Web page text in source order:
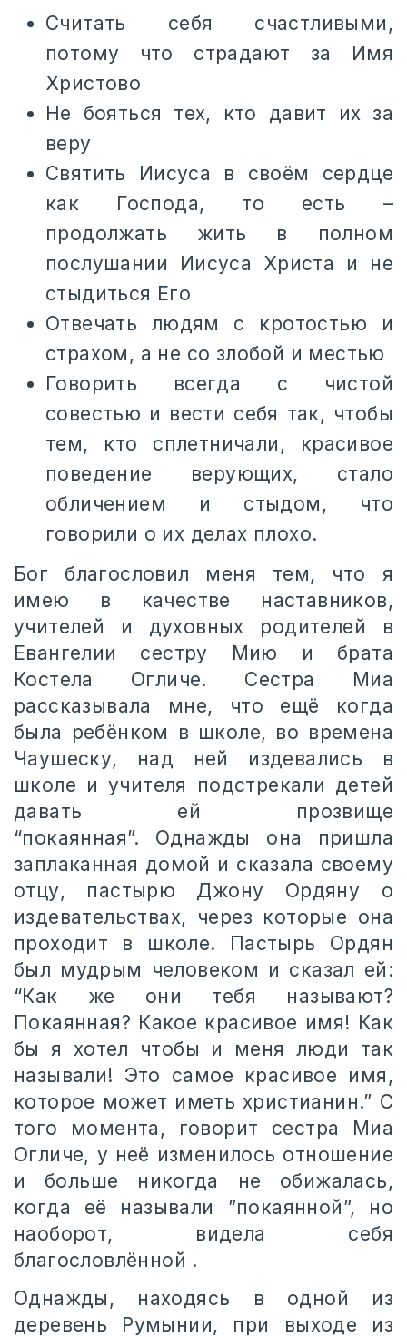
Считать себя счастливыми,
потому что страдают за Имя
Христово
Не бояться тех, кто давит их за
веру
Святить Иисуса в своём сердце
как Господа, то есть –
продолжать жить в полном
послушании Иисуса Христа и не
стыдиться Его
Отвечать людям с кротостью и
страхом, а не со злобой и местью
Говорить всегда с чистой
совестью и вести себя так, чтобы
тем, кто сплетничали, красивое
поведение верующих, стало
обличением и стыдом, что
говорили о их делах плохо.
Бог благословил меня тем, что я
имею в качестве наставников,
учителей и духовных родителей в
Евангелии сестру Мию и брата
Костела Огличе. Сестра Миа
рассказывала мне, что ещё когда
была ребёнком в школе, во времена
Чаушеску, над ней издевались в
школе и учителя подстрекали детей
давать ей прозвище
“покаянная”. Однажды она пришла
заплаканная домой и сказала своему
отцу, пастырю Джону Ордяну о
издевательствах, через которые она
проходит в школе. Пастырь Ордян
был мудрым человеком и сказал ей:
“Как же они тебя называют?
Покаянная? Какое красивое имя! Как
бы я хотел чтобы и меня люди так
называли! Это самое красивое имя,
которое может иметь христианин.” С
того момента, говорит сестра Миа
Огличе, у неё изменилось отношение
и больше никогда не обижалась,
когда её называли ”покаянной”, но
наоборот, видела себя
благословлённой .
Однажды, находясь в одной из
деревень Румынии, при выходе из